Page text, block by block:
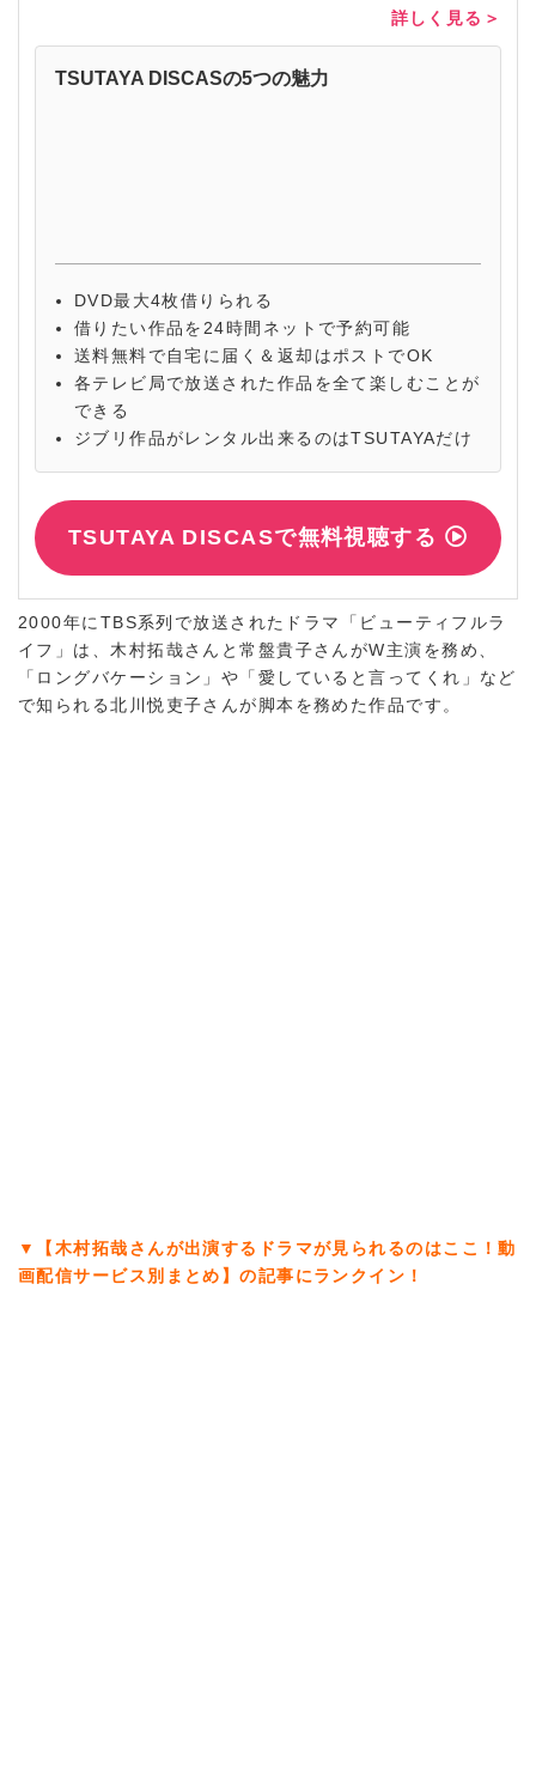
詳しく見る＞
TSUTAYA DISCASの5つの魅力
DVD最大4枚借りられる
借りたい作品を24時間ネットで予約可能
送料無料で自宅に届く＆返却はポストでOK
各テレビ局で放送された作品を全て楽しむことが
できる
ジブリ作品がレンタル出来るのはTSUTAYAだけ
TSUTAYA DISCASで無料視聴する
2000年にTBS系列で放送されたドラマ「ビューティフルラ
イフ」は、木村拓哉さんと常盤貴子さんがW主演を務め、
「ロングバケーション」や「愛していると言ってくれ」など
で知られる北川悦吏子さんが脚本を務めた作品です。
▼【木村拓哉さんが出演するドラマが見られるのはここ！動
画配信サービス別まとめ】の記事にランクイン！